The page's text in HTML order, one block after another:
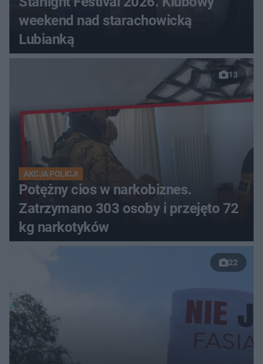
weekend nad starachowicką
Lubianką
13
AKCJA POLICJI
Potężny cios w narkobiznes.
Zatrzymano 303 osoby i przejęto 72
kg narkotyków
22